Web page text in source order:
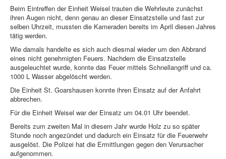
Beim Eintreffen der Einheit Weisel trauten die Wehrleute zunächst
ihren Augen nicht, denn genau an dieser Einsatzstelle und fast zur
selben Uhrzeit, mussten die Kameraden bereits im April diesen Jahres
tätig werden.
Wie damals handelte es sich auch diesmal wieder um den Abbrand
eines nicht genehmigten Feuers. Nachdem die Einsatzstelle
ausgeleuchtet wurde, konnte das Feuer mittels Schnellangriff und ca.
1000 L Wasser abgelöscht werden.
Die Einheit St. Goarshausen konnte ihren Einsatz auf der Anfahrt
abbrechen.
Für die Einheit Weisel war der Einsatz um 04.01 Uhr beendet.
Bereits zum zweiten Mal in diesem Jahr wurde Holz zu so später
Stunde noch angezündet und dadurch ein Einsatz für die Feuerwehr
ausgelöst. Die Polizei hat die Ermittlungen gegen den Verursacher
aufgenommen.